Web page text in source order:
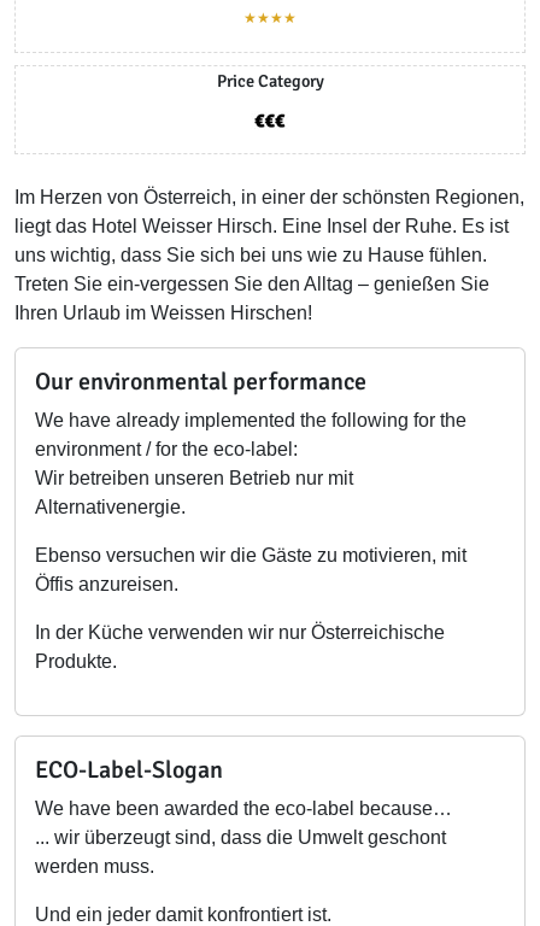
★★★★
Price Category
Im Herzen von Österreich, in einer der schönsten Regionen,
liegt das Hotel Weisser Hirsch. Eine Insel der Ruhe. Es ist
uns wichtig, dass Sie sich bei uns wie zu Hause fühlen.
Treten Sie ein-vergessen Sie den Alltag – genießen Sie
Ihren Urlaub im Weissen Hirschen!
Our environmental performance
We have already implemented the following for the
environment / for the eco-label:
Wir betreiben unseren Betrieb nur mit
Alternativenergie.
Ebenso versuchen wir die Gäste zu motivieren, mit
Öffis anzureisen.
In der Küche verwenden wir nur Österreichische
Produkte.
ECO-Label-Slogan
We have been awarded the eco-label because…
... wir überzeugt sind, dass die Umwelt geschont
werden muss.
Und ein jeder damit konfrontiert ist.